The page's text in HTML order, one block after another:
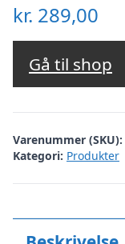
kr. 289,00
Gå til shop
Varenummer (SKU):
Kategori: Produkter